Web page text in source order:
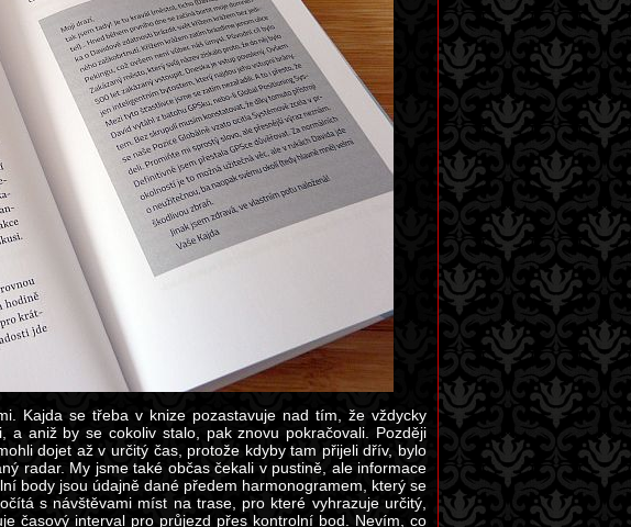
Kajda se třeba v knize pozastavuje nad tím, že vždycky
aniž by se cokoliv stalo, pak znovu pokračovali. Později
dojet až v určitý čas, protože kdyby tam přijeli dřív, bylo
radar. My jsme také občas čekali v pustině, ale informace
body jsou údajně dané předem harmonogramem, který se
s návštěvami míst na trase, pro které vyhrazuje určitý,
časový interval pro průjezd přes kontrolní bod. Nevím, co